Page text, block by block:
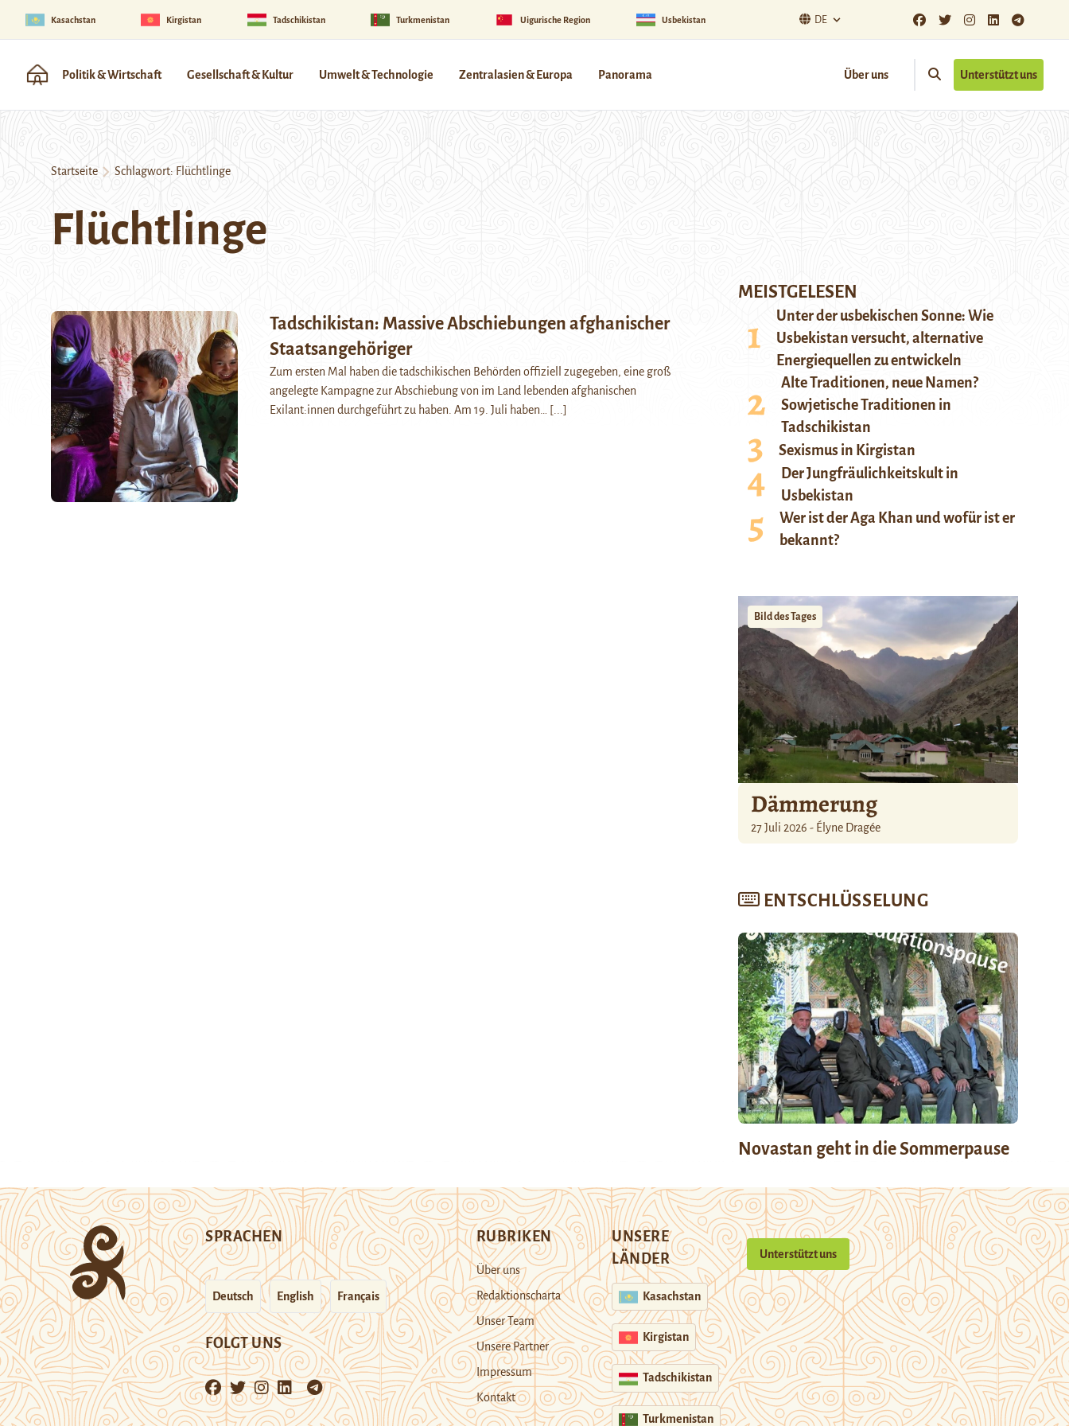
Kasachstan Kirgistan Tadschikistan Turkmenistan Uigurische Region Usbekistan DE
Politik & Wirtschaft Gesellschaft & Kultur Umwelt & Technologie Zentralasien & Europa Panorama Über uns Unterstützt uns
Startseite Schlagwort: Flüchtlinge
Flüchtlinge
Tadschikistan: Massive Abschiebungen afghanischer
Staatsangehöriger
Zum ersten Mal haben die tadschikischen Behörden offiziell zugegeben, eine groß
angelegte Kampagne zur Abschiebung von im Land lebenden afghanischen
Exilant:innen durchgeführt zu haben. Am 19. Juli haben…
[...]
MEISTGELESEN
Unter der usbekischen Sonne: Wie
Usbekistan versucht, alternative
Energiequellen zu entwickeln
Alte Traditionen, neue Namen?
Sowjetische Traditionen in
Tadschikistan
Sexismus in Kirgistan
Der Jungfräulichkeitskult in
Usbekistan
Wer ist der Aga Khan und wofür ist er
bekannt?
Bild des Tages
Dämmerung
27 Juli 2026 - Élyne Dragée
ENTSCHLÜSSELUNG
Novastan geht in die Sommerpause
SPRACHEN
Deutsch English Français
FOLGT UNS
RUBRIKEN
Über uns
Redaktionscharta
Unser Team
Unsere Partner
Impressum
Kontakt
UNSERE
LÄNDER
Kasachstan
Kirgistan
Tadschikistan
Turkmenistan
Unterstützt uns